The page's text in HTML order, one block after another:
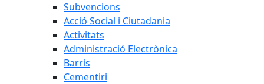
Subvencions
Acció Social i Ciutadania
Activitats
Administració Electrònica
Barris
Cementiri